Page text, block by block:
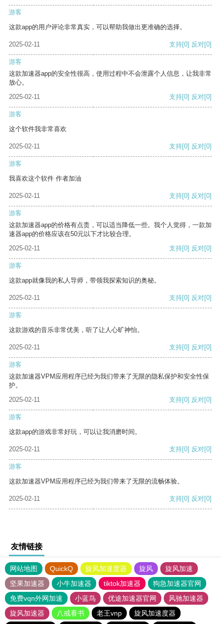
游客
这款app的用户评论非常真实，可以帮助我做出更准确的选择。
2025-02-11 支持[0] 反对[0]
游客
这款加速器app的安全性很高，使用过程中不会泄露个人信息，让我非常
放心。
2025-02-11
支持[0] 反对[0]
游客
这个软件我非常喜欢
2025-02-11 支持[0] 反对[0]
游客
我喜欢这个软件 作者加油
2025-02-11 支持[0] 反对[0]
游客
这款加速器app的价格有点贵，可以适当降低一些。我个人觉得，一款加
速器app的价格应该在50元以下才比较合理。
2025-02-11
支持[0] 反对[0]
游客
这款app就像我的私人导师，带领我探索知识的奥秘。
2025-02-11 支持[0] 反对[0]
游客
这款游戏的音乐非常优美，听了让人心旷神怡。
2025-02-11 支持[0] 反对[0]
游客
这款加速器VPM应用程序已经为我们带来了无限的隐私保护和安全性保
护。
2025-02-11
支持[0] 反对[0]
游客
这款app的游戏非常好玩，可以让我消磨时间。
2025-02-11 支持[0] 反对[0]
游客
这款加速器VPM应用程序已经为我们带来了无限的流畅体验。
2025-02-11 支持[0] 反对[0]
友情链接
网站地图 QuickQ 旋风加速度器 旋风
旋风加速
坚果加速器
小牛加速器 tiktok加速器
狗急加速器官网
免费vqn外网加速
小蓝鸟 优途加速器官网
风驰加速器
旋风加速器
八戒看书 老王vnp 旋风加速度器